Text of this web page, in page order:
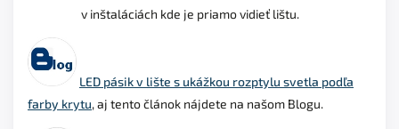
v inštaláciách kde je priamo vidieť lištu.
LED pásik v lište s ukážkou rozptylu svetla podľa
farby krytu, aj tento článok nájdete na našom Blogu.